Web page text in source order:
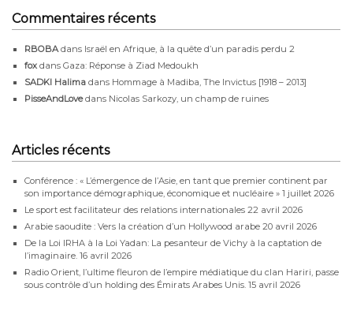
Commentaires récents
RBOBA dans Israël en Afrique, à la quête d’un paradis perdu 2
fox dans Gaza: Réponse à Ziad Medoukh
SADKI Halima dans Hommage à Madiba, The Invictus [1918 – 2013]
PisseAndLovedans Nicolas Sarkozy, un champ de ruines
Articles récents
Conférence : « L’émergence de l’Asie, en tant que premier continent par
son importance démographique, économique et nucléaire » 1 juillet 2026
Le sport est facilitateur des relations internationales 22 avril 2026
Arabie saoudite : Vers la création d’un Hollywood arabe 20 avril 2026
De la Loi IRHA à la Loi Yadan: La pesanteur de Vichy à la captation de
l’imaginaire. 16 avril 2026
Radio Orient, l’ultime fleuron de l’empire médiatique du clan Hariri, passe
sous contrôle d’un holding des Émirats Arabes Unis. 15 avril 2026